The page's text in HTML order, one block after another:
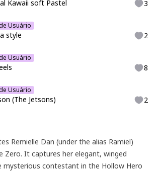
Kawaii soft Pastel 3
Usuário
style 2
Usuário
8
Usuário
(The Jetsons) 2
Remielle Dan (under the alias Ramiel)
Zero. It captures her elegant, winged
mysterious contestant in the Hollow Hero